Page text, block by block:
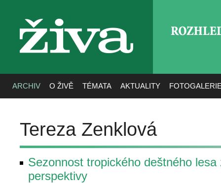
živa
ARCHIV O ŽIVĚ TÉMATA AKTUALITY
Tereza Zenklová
Sezonnost tropického deštného lesa
perspektivy